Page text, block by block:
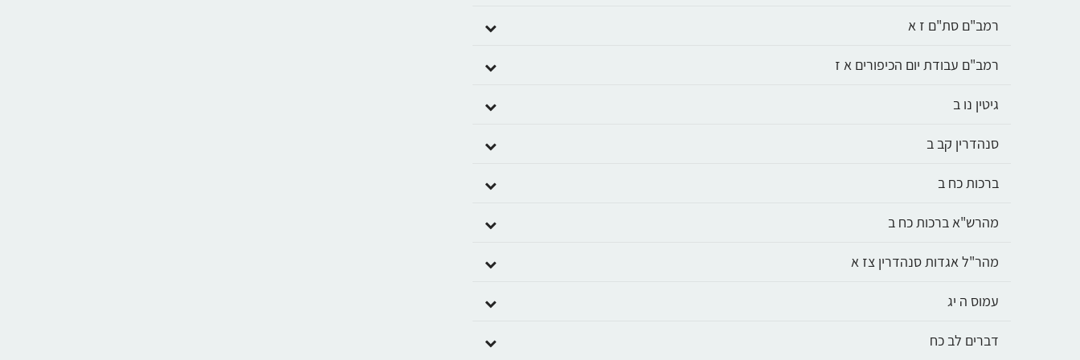
רמב"ם סת"ם ז א
רמב"ם עבודת יום הכיפורים א ז
גיטין נו ב
סנהדרין קב ב
ברכות כח ב
מהרש"א ברכות כח ב
מהר"ל אגדות סנהדרין צז א
עמוס ה יג
דברים לב כח